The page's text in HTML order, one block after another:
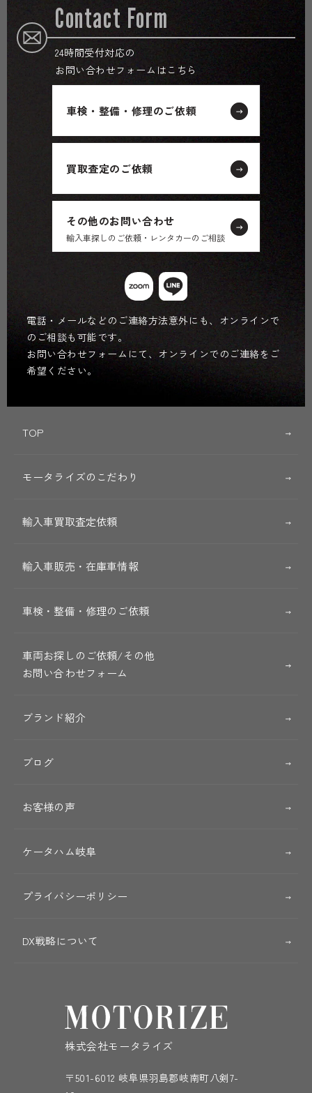
Contact Form
24時間受付対応の
お問い合わせフォームはこちら
車検・整備・修理のご依頼
買取査定のご依頼
その他のお問い合わせ
輸入車探しのご依頼・レンタカーのご相談
電話・メールなどのご連絡方法意外にも、オンラインで
のご相談も可能です。
お問い合わせフォームにて、オンラインでのご連絡をご
希望ください。
TOP
モータライズのこだわり
輸入車買取査定依頼
輸入車販売・在庫車情報
車検・整備・修理のご依頼
車両お探しのご依頼/その他
お問い合わせフォーム
ブランド紹介
ブログ
お客様の声
ケータハム岐阜
プライバシーポリシー
DX戦略について
株式会社モータライズ
〒501-6012 岐阜県羽島郡岐南町八剣7-